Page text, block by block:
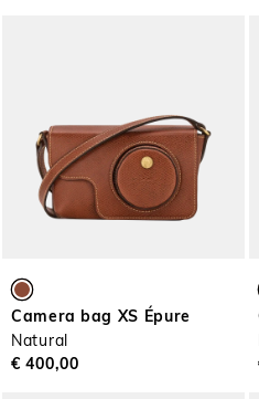
Camera bag XS Épure
Natural
€ 400,00